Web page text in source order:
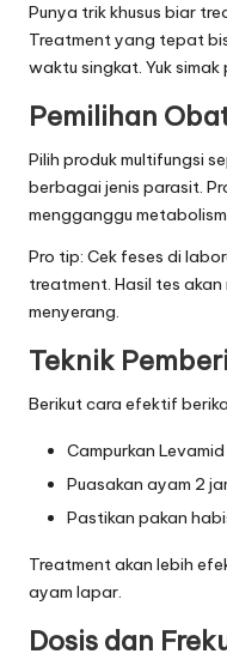
Punya trik khusus biar
Treatment yang tepat
waktu singkat. Yuk
Pemilihan
Pilih produk multifungsi
berbagai jenis parasit.
mengganggu
Pro tip: Cek feses di
treatment. Hasil tes
menyerang.
Teknik
Berikut cara efektif
Campurkan
Puasakan ayam 2
Pastikan pakan
Treatment akan lebih
ayam lapar.
Dosis dan